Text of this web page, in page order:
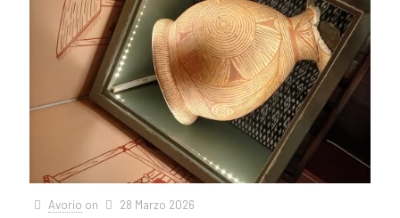
Avorio on 28 Marzo 2026